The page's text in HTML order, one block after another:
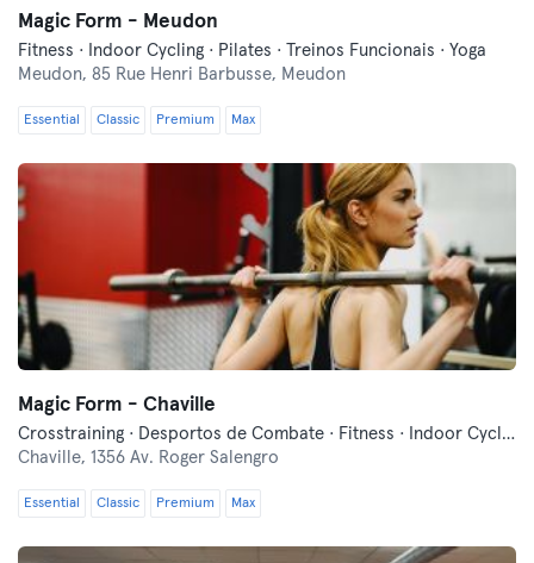
Magic Form - Meudon
Fitness · Indoor Cycling · Pilates · Treinos Funcionais · Yoga
Meudon, 85 Rue Henri Barbusse, Meudon
Essential Classic Premium Max
Magic Form - Chaville
Crosstraining · Desportos de Combate · Fitness · Indoor Cycling · Pilates
Chaville, 1356 Av. Roger Salengro
Essential Classic Premium Max